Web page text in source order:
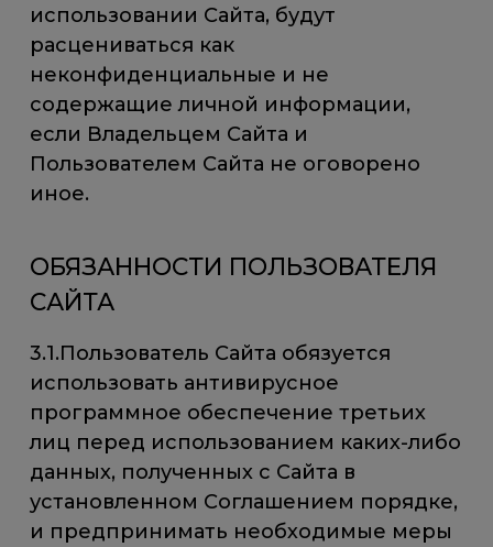
использовании Сайта, будут
расцениваться как
неконфиденциальные и не
содержащие личной информации,
если Владельцем Сайта и
Пользователем Сайта не оговорено
иное.
ОБЯЗАННОСТИ ПОЛЬЗОВАТЕЛЯ
САЙТА
3.1.Пользователь Сайта обязуется
использовать антивирусное
программное обеспечение третьих
лиц перед использованием каких-либо
данных, полученных с Сайта в
установленном Соглашением порядке,
и предпринимать необходимые меры